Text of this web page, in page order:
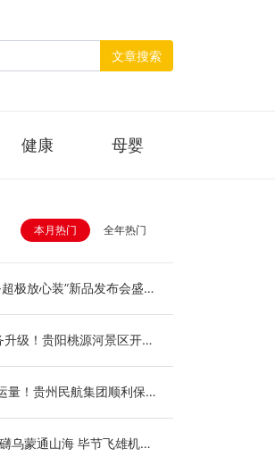
文章搜索
健康 母婴
本月热门 全年热门
极放心装”新品发布会盛大
升级！贵阳桃源河景区开
量！贵州民航集团顺利保障
乌蒙通山海 毕节飞雄机场